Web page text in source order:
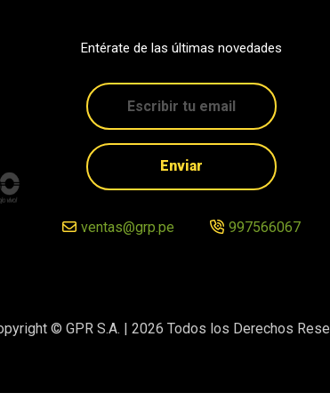
Entérate de las últimas novedades
Enviar
ventas@grp.pe 997566067
© GPR S.A. | 2026 Todos los Derechos